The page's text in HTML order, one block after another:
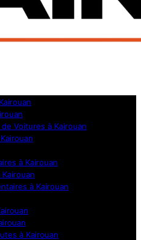
Voitures à Kairouan
à Kairouan
à Kairouan
à Kairouan